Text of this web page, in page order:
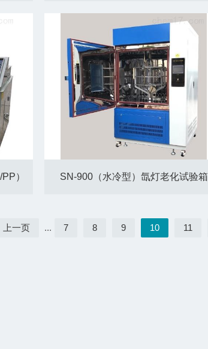
） SN-900（水冷型）氙灯老化试验箱
上一页 ... 7 8 9 10 11